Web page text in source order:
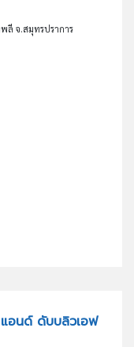
ลี จ.สมุทรปราการ
แอนด์ ดับบลิวเอฟ